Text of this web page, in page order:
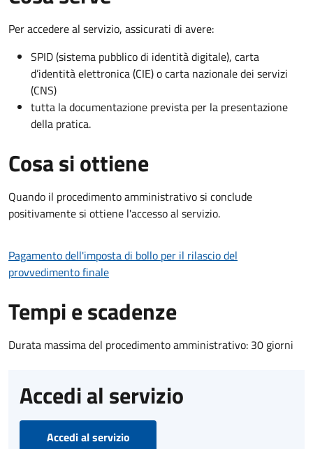
Per accedere al servizio, assicurati di avere:
SPID (sistema pubblico di identità digitale), carta
d’identità elettronica (CIE) o carta nazionale dei servizi
(CNS)
tutta la documentazione prevista per la presentazione
della pratica.
Cosa si ottiene
Quando il procedimento amministrativo si conclude
positivamente si ottiene l'accesso al servizio.
Pagamento dell'imposta di bollo per il rilascio del
provvedimento finale
Tempi e scadenze
Durata massima del procedimento amministrativo: 30 giorni
Accedi al servizio
Accedi al servizio